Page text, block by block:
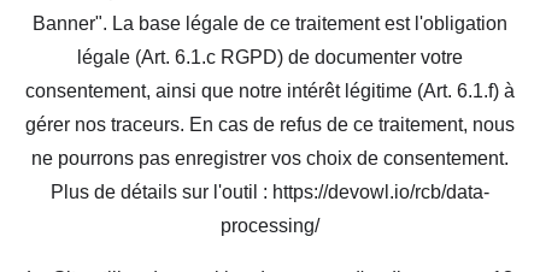
Banner". La base légale de ce traitement est l'obligation
légale (Art. 6.1.c RGPD) de documenter votre
consentement, ainsi que notre intérêt légitime (Art. 6.1.f) à
gérer nos traceurs. En cas de refus de ce traitement, nous
ne pourrons pas enregistrer vos choix de consentement.
Plus de détails sur l'outil : https://devowl.io/rcb/data-
processing/